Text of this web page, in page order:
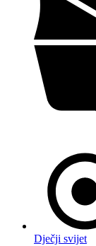
Dječji svijet